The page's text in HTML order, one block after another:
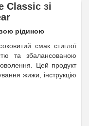
Classic зі
рідиною
смак стиглої
та збалансованою
Цей продукт
жижи, інструкцію